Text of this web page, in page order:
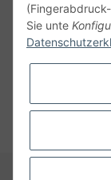
Gemäß § 9
und
werden.
Ihrem Alter zu
nicht
* Alle Preise inkl.
Sie unte